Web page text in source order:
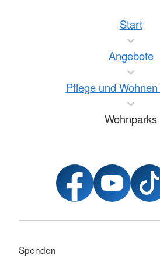
Start
Angebote
Pflege und
Wohnparks
Spenden